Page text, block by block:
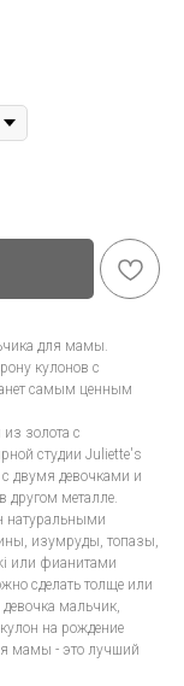
для мамы.
кулонов с
самым ценным
золота с
студии Juliette's
с двумя девочками и
другом металле.
натуральными
изумруды, топазы,
или фианитами
сделать толще или
мальчик,
на рождение
мамы - это лучший